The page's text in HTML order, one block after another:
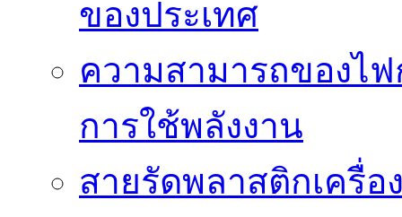
ของประเทศ
ความสามารถของไ
การใช้พลังงาน
สายรัดพลาสติกเครื่